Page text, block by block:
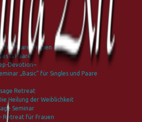
für Paare, Frauen & Männer
& Paare
Devotion~
„Basic“ für Singles und Paare
Retreat
Heilung der Weiblichkeit
Seminar
Retreat für Frauen